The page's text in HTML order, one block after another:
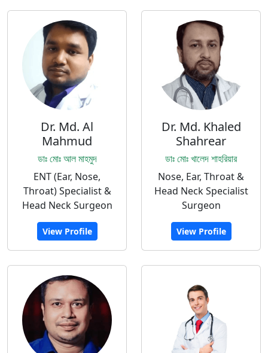
Dr. Md. Al
Mahmud
ডাঃ মোঃ আল মাহমুদ
ENT (Ear, Nose,
Throat) Specialist &
Head Neck Surgeon
View Profile
Dr. Md. Khaled
Shahrear
ডাঃ মোঃ খালেদ শাহরিয়ার
Nose, Ear, Throat &
Head Neck Specialist
Surgeon
View Profile